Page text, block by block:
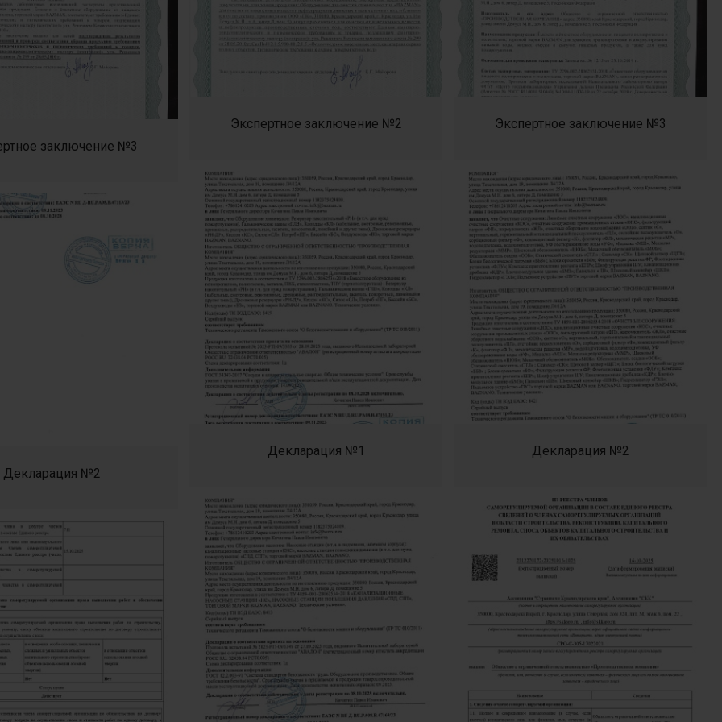
Экспертное заключение №2
Экспертное заключение №3
заключение №3
Декларация №1
Декларация №2
Декларация №2